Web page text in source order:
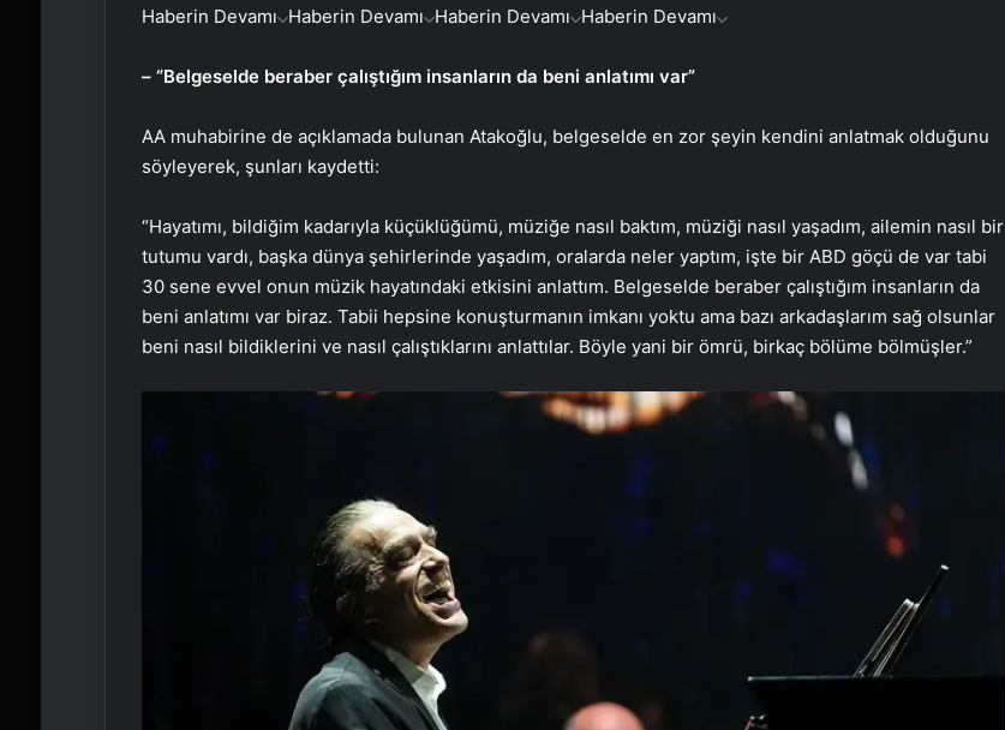
Haberin Devamı Haberin Devamı Haberin Devamı Haberin Devamı
– “Belgeselde beraber çalıştığım insanların da beni anlatımı var”
AA muhabirine de açıklamada bulunan Atakoğlu, belgeselde en zor şeyin kendini anlatmak olduğunu
söyleyerek, şunları kaydetti:
“Hayatımı, bildiğim kadarıyla küçüklüğümü, müziğe nasıl baktım, müziği nasıl yaşadım, ailemin nasıl bir
tutumu vardı, başka dünya şehirlerinde yaşadım, oralarda neler yaptım, işte bir ABD göçü de var tabi
30 sene evvel onun müzik hayatındaki etkisini anlattım. Belgeselde beraber çalıştığım insanların da
beni anlatımı var biraz. Tabii hepsine konuşturmanın imkanı yoktu ama bazı arkadaşlarım sağ olsunlar
beni nasıl bildiklerini ve nasıl çalıştıklarını anlattılar. Böyle yani bir ömrü, birkaç bölüme bölmüşler.”